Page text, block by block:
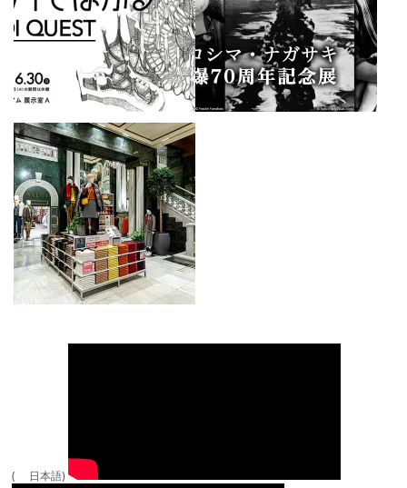
( 日本語)